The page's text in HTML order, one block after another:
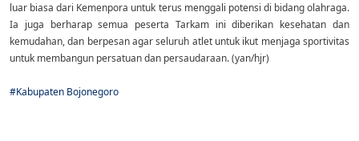
luar biasa dari Kemenpora untuk terus menggali potensi di bidang olahraga.
Ia juga berharap semua peserta Tarkam ini diberikan kesehatan dan
kemudahan, dan berpesan agar seluruh atlet untuk ikut menjaga sportivitas
untuk membangun persatuan dan persaudaraan. (yan/hjr)
#Kabupaten Bojonegoro